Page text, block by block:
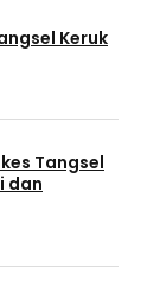
Keruk
Tangsel
dan